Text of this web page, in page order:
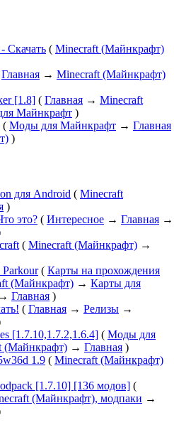
Скачать ( Minecraft (Майнкрафт)
Главная → Minecraft (Майнкрафт)
[1.8] ( Главная → Minecraft
Майнкрафт )
( Моды для Майнкрафт → Главная
)
для Android ( Minecraft
)
это? ( Интересное → Главная →
( Minecraft (Майнкрафт) →
( Карты на прохождения
(Майнкрафт) → Карты для
→ Главная )
( Главная → Релизы →
[1.7.10,1.7.2,1.6.4] ( Моды для
(Майнкрафт) → Главная )
1.9 ( Minecraft (Майнкрафт)
[1.7.10] [136 модов] (
(Майнкрафт), модпаки →